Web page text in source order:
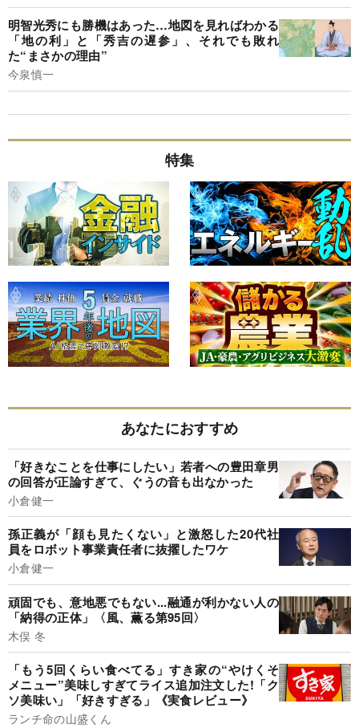
明智光秀にも勝機はあった…地図を見ればわかる
「地の利」と「秀吉の遅参」、それでも敗れ
た“まさかの理由”
今泉慎一
特集
あなたにおすすめ
「好きなことを仕事にしたい」若者への豊田章男
の回答が正論すぎて、ぐうの音も出なかった
小倉健一
孫正義が「顔も見たくない」と激怒した20代社
員をロボット事業責任者に抜擢したワケ
小倉健一
頑固でも、意地悪でもない...融通が利かない人の
「納得の正体」〈風、薫る第95回〉
木俣 冬
「もう5回くらい食べてる」すき家の“やけくそ
メニュー”美味しすぎてライス追加注文した!「ク
ソ美味い」「好きすぎる」《実食レビュー》
ランチ命の山盛くん